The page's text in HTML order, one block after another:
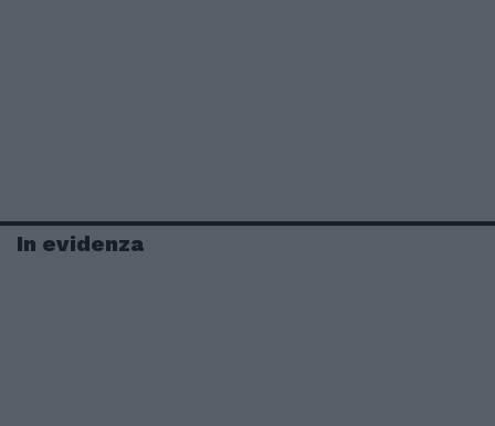
In evidenza